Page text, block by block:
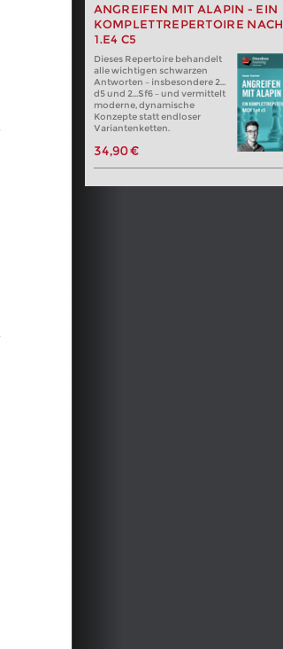
ANGREIFEN MIT ALAPIN - EIN
KOMPLETTREPERTOIRE NACH
1.E4 C5
Dieses Repertoire behandelt
alle wichtigen schwarzen
Antworten – insbesondere 2…
d5 und 2…Sf6 – und vermittelt
moderne, dynamische
Konzepte statt endloser
Variantenketten.
34,90 €